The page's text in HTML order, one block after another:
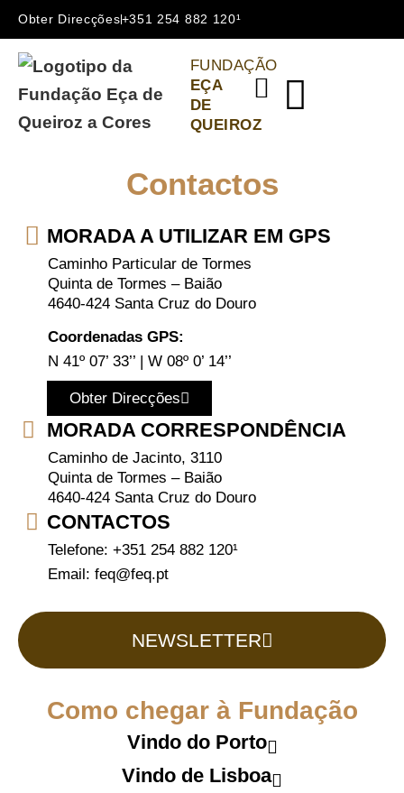
Obter Direcções+351 254 882 120¹
FUNDAÇÃO
EÇA
DE
QUEIROZ
Contactos
MORADA A UTILIZAR EM GPS
Caminho Particular de Tormes
Quinta de Tormes – Baião
4640-424 Santa Cruz do Douro
Coordenadas GPS:
N 41º 07’ 33’’ | W 08º 0’ 14’’
Obter Direcções
MORADA CORRESPONDÊNCIA
Caminho de Jacinto, 3110
Quinta de Tormes – Baião
4640-424 Santa Cruz do Douro
CONTACTOS
Telefone: +351 254 882 120¹
Email: feq@feq.pt
NEWSLETTER
Como chegar à Fundação
Vindo do Porto
Vindo de Lisboa